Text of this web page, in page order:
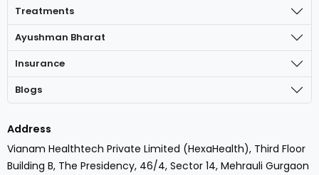
Treatments
Ayushman Bharat
Insurance
Blogs
Address
Vianam Healthtech Private Limited (HexaHealth), Third Floor
Building B, The Presidency, 46/4, Sector 14, Mehrauli Gurgaon